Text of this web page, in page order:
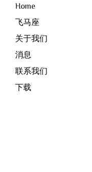
Home
飞马座
关于我们
消息
联系我们
下载